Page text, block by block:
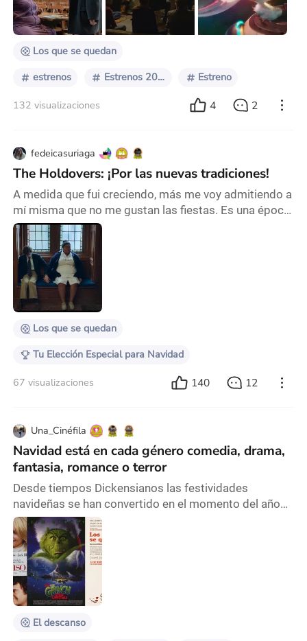
octavo largometraje de Alexander Payne es tan
simple y transparente en su estructura como
conmove
Los que se quedan
estrenos Estrenos 2024 Estreno
132 visualizaciones 4 2
fedeicasuriaga
The Holdovers: ¡Por las nuevas tradiciones!
A medida que fui creciendo, más me voy admitiendo a
mí misma que no me gustan las fiestas. Es una época
de reflexión pero que inevitablemente trae consigo
algo melancólico que se oculta entre luces, árboles y
un viejo vestido de rojo. Se imaginarán a partir de este
comentario que mucho menos me gustan las
películas navideñas que, en mi opinión, mezclan la
cara más superficial de la festividad con
Los que se quedan
Tu Elección Especial para Navidad
67 visualizaciones 140 12
Una_Cinéfila
Navidad está en cada género comedia, drama,
fantasia, romance o terror
Desde tiempos Dickensianos las festividades
navideñas se han convertido en el momento del año
para ser la mejor versión de nosotros mismos. Nos
empapamos del espíritu navideño, referencia a los
tres fantasmas que visitan a Scrooge, para llenar
nuestro corazón de esperanza, solidaridad, perdón y
re-conexión familiar. En los diferentes géneros
cinematográficos estos temas son la guía. Así es
El descanso